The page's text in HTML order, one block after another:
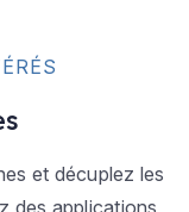
et décuplez les